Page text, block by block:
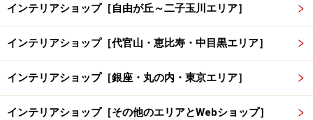
インテリアショップ［自由が丘～二子玉川エリア］
インテリアショップ［代官山・恵比寿・中目黒エリア］
インテリアショップ［銀座・丸の内・東京エリア］
インテリアショップ［その他のエリアとWebショップ］